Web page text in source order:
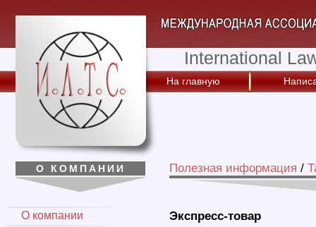
International
На главную
Полезная информация /
Экспресс-товар
О КОМПАНИИ
О компании